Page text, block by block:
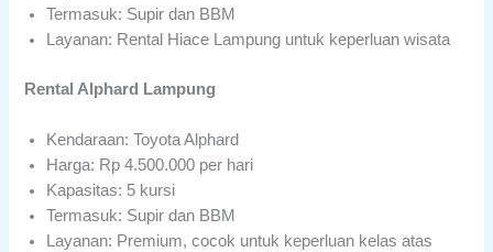
Termasuk: Supir dan BBM
Layanan: Rental Hiace Lampung untuk keperluan wisata
Rental Alphard Lampung
Kendaraan: Toyota Alphard
Harga: Rp 4.500.000 per hari
Kapasitas: 5 kursi
Termasuk: Supir dan BBM
Layanan: Premium, cocok untuk keperluan kelas atas